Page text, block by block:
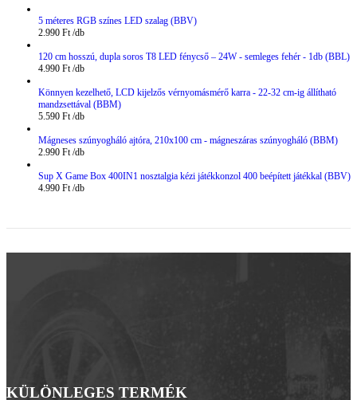
5 méteres RGB színes LED szalag (BBV)
2.990 Ft
120 cm hosszú, dupla soros T8 LED fénycső – 24W - semleges fehér - 1db (BBL)
4.990 Ft
Könnyen kezelhető, LCD kijelzős vérnyomásmérő karra - 22-32 cm-ig állítható
mandzsettával (BBM)
5.590 Ft
Mágneses szúnyogháló ajtóra, 210x100 cm - mágneszáras szúnyogháló (BBM)
2.990 Ft
Sup X Game Box 400IN1 nosztalgia kézi játékkonzol 400 beépített játékkal (BBV)
4.990 Ft
KÜLÖNLEGES TERMÉK